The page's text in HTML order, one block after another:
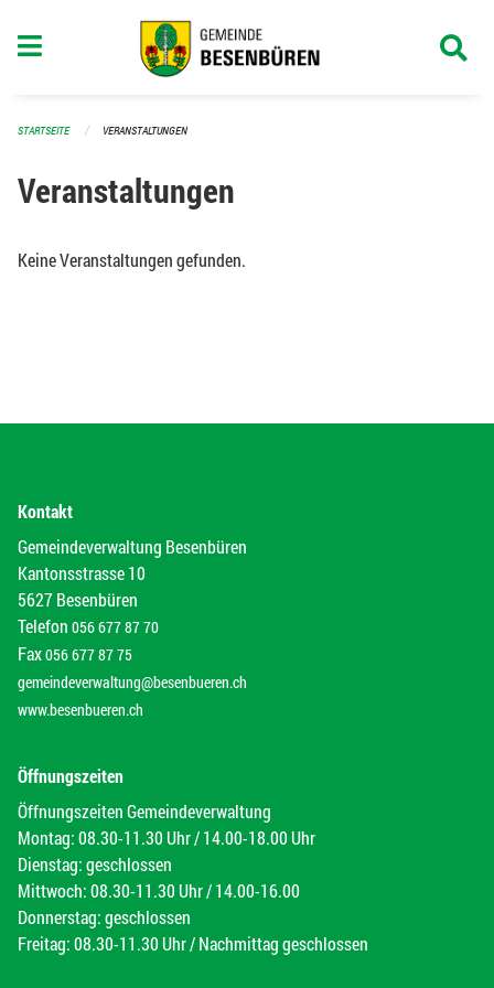
STARTSEITE VERANSTALTUNGEN
Veranstaltungen
Keine Veranstaltungen gefunden.
Kontakt
Gemeindeverwaltung Besenbüren
Kantonsstrasse 10
5627 Besenbüren
Telefon 056 677 87 70
Fax056 677 87 75
gemeindeverwaltung@besenbueren.ch
www.besenbueren.ch
Öffnungszeiten
Öffnungszeiten Gemeindeverwaltung
Montag: 08.30-11.30 Uhr / 14.00-18.00 Uhr
Dienstag: geschlossen
Mittwoch: 08.30-11.30 Uhr / 14.00-16.00
Donnerstag: geschlossen
Freitag: 08.30-11.30 Uhr / Nachmittag geschlossen